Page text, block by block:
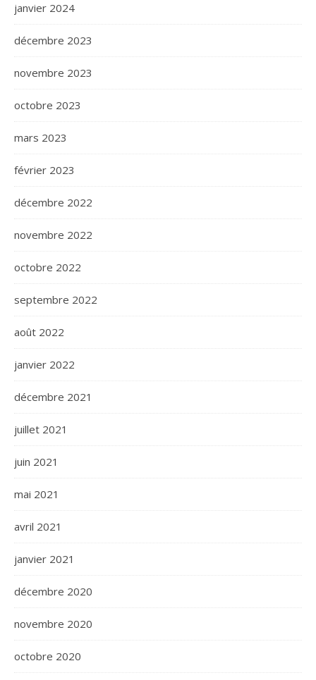
janvier 2024
décembre 2023
novembre 2023
octobre 2023
mars 2023
février 2023
décembre 2022
novembre 2022
octobre 2022
septembre 2022
août 2022
janvier 2022
décembre 2021
juillet 2021
juin 2021
mai 2021
avril 2021
janvier 2021
décembre 2020
novembre 2020
octobre 2020